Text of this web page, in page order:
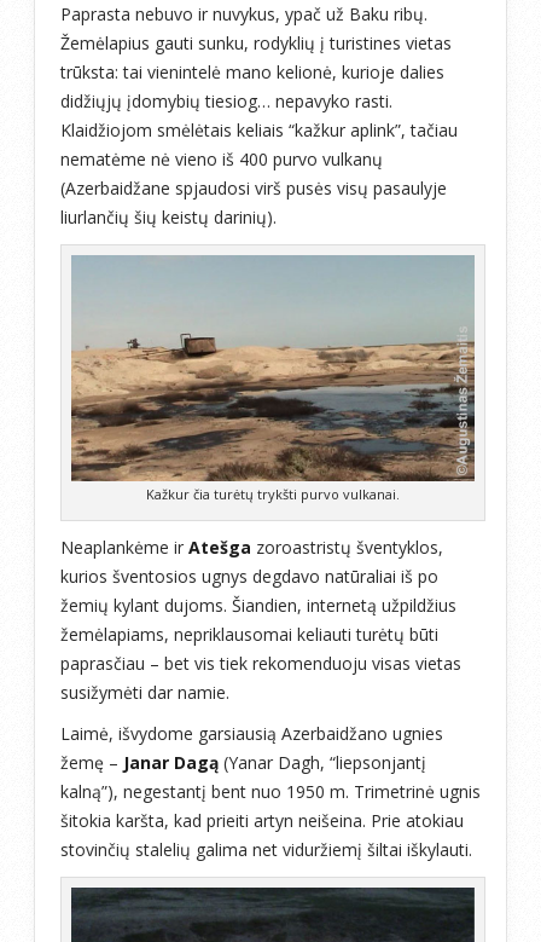
Paprasta nebuvo ir nuvykus, ypač už Baku ribų.
Žemėlapius gauti sunku, rodyklių į turistines vietas
trūksta: tai vienintelė mano kelionė, kurioje dalies
didžiųjų įdomybių tiesiog… nepavyko rasti.
Klaidžiojom smėlėtais keliais “kažkur aplink”, tačiau
nematėme nė vieno iš 400 purvo vulkanų
(Azerbaidžane spjaudosi virš pusės visų pasaulyje
liurlančių šių keistų darinių).
Kažkur čia turėtų trykšti purvo vulkanai.
Neaplankėme ir Atešga zoroastristų šventyklos,
kurios šventosios ugnys degdavo natūraliai iš po
žemių kylant dujoms. Šiandien, internetą užpildžius
žemėlapiams, nepriklausomai keliauti turėtų būti
paprasčiau – bet vis tiek rekomenduoju visas vietas
susižymėti dar namie.
Laimė, išvydome garsiausią Azerbaidžano ugnies
žemę – Janar Dagą (Yanar Dagh, “liepsonjantį
kalną”), negestantį bent nuo 1950 m. Trimetrinė ugnis
šitokia karšta, kad prieiti artyn neišeina. Prie atokiau
stovinčių stalelių galima net viduržiemį šiltai iškylauti.